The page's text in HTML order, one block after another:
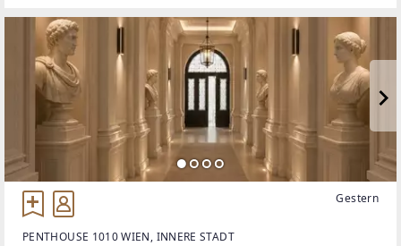
Gestern
PENTHOUSE 1010 WIEN, INNERE STADT